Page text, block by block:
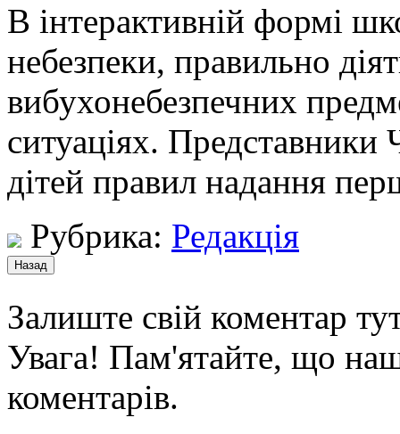
В інтерактивній формі
небезпеки, правильно
вибухонебезпечних
ситуаціях.
дітей правил надання
Рубрика: Редакція
Залиште свій коментар
Увага! Пам'ятайте, що
коментарів.